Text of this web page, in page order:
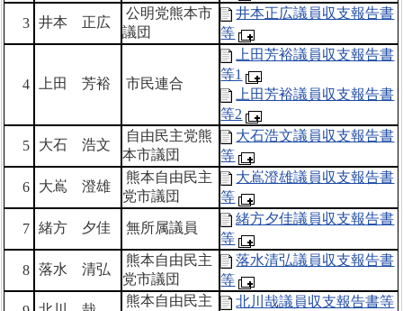
3 井本 正広
公明党熊本市
議団
井本正広議員収支報告書
等
4 上田 芳裕 市民連合
上田芳裕議員収支報告書
等1
上田芳裕議員収支報告書
等2
5 大石 浩文
自由民主党熊
本市議団
大石浩文議員収支報告書
等
6 大嶌 澄雄
熊本自由民主
党市議団
大嶌澄雄議員収支報告書
等
7 緒方 夕佳 無所属議員
緒方夕佳議員収支報告書
等
8 落水 清弘
熊本自由民主
党市議団
落水清弘議員収支報告書
等
熊本自由民主
北川哉議員収支報告書等